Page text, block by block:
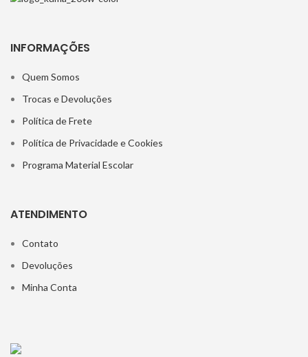
INFORMAÇÕES
Quem Somos
Trocas e Devoluções
Política de Frete
Política de Privacidade e Cookies
Programa Material Escolar
ATENDIMENTO
Contato
Devoluções
Minha Conta